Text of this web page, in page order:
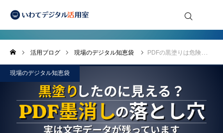
て
デ
ジ
ル
活
用
現場のデジタル知恵袋
活用ブログ 現場のデジタル知恵袋 PDFの黒塗りは危険？文字データが残る原因と確認方法
現場のデジタル知恵袋